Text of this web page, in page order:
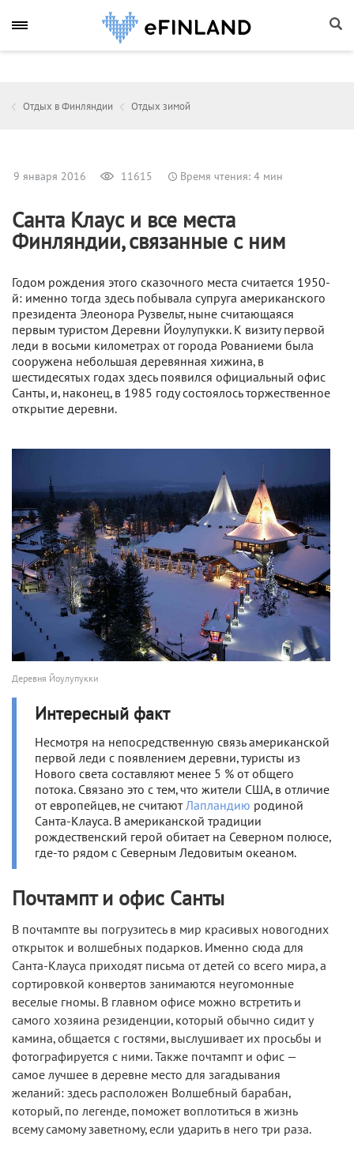
Отдых в Финляндии Отдых зимой
9 января 2016 11615 Время чтения: 4 мин
Санта Клаус и все места
Финляндии, связанные с ним
Годом рождения этого сказочного места считается 1950-
й: именно тогда здесь побывала супруга американского
президента Элеонора Рузвельт, ныне считающаяся
первым туристом Деревни Йоулупукки. К визиту первой
леди в восьми километрах от города Рованиеми была
сооружена небольшая деревянная хижина, в
шестидесятых годах здесь появился официальный офис
Санты, и, наконец, в 1985 году состоялось торжественное
открытие деревни.
Деревня Йоулупукки
Интересный факт
Несмотря на непосредственную связь американской
первой леди с появлением деревни, туристы из
Нового света составляют менее 5 % от общего
потока. Связано это с тем, что жители США, в отличие
от европейцев, не считаютЛапландию родиной
Санта-Клауса. В американской традиции
рождественский герой обитает на Северном полюсе,
где-то рядом с Северным Ледовитым океаном.
Почтампт и офис Санты
В почтампте вы погрузитесь в мир красивых новогодних
открыток и волшебных подарков. Именно сюда для
Санта-Клауса приходят письма от детей со всего мира, а
сортировкой конвертов занимаются неугомонные
веселые гномы. В главном офисе можно встретить и
самого хозяина резиденции, который обычно сидит у
камина, общается с гостями, выслушивает их просьбы и
фотографируется с ними. Также почтампт и офис —
самое лучшее в деревне место для загадывания
желаний: здесь расположен Волшебный барабан,
который, по легенде, поможет воплотиться в жизнь
всему самому заветному, если ударить в него три раза.